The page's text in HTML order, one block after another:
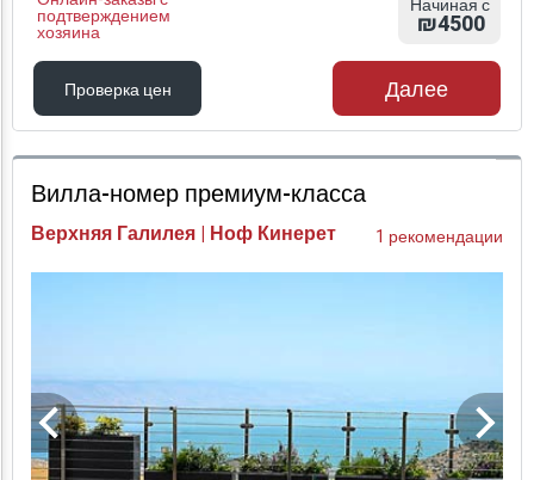
подтверждением
хозяина
Начиная с
₪4500
Проверка цен
Проверка цен
Далее
Вилла-номер премиум-класса
Верхняя Галилея | Ноф Кинерет 1 рекомендации